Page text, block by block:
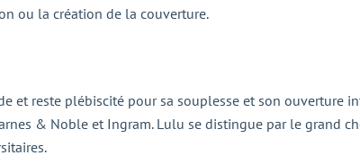
ou la création de la couverture.
et reste plébiscité pour sa souplesse et son ouverture
& Noble et Ingram. Lulu se distingue par le grand